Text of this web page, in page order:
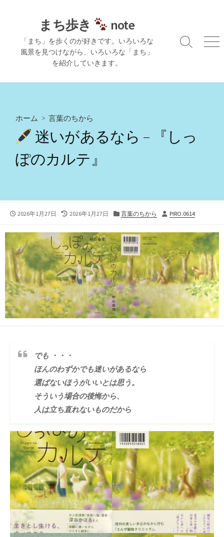
ス
まち歩き note
「まち」を歩くのが好きです。いろいろな
風景を見つけながら、いろいろな「まち」
を紹介していきます。
検
替
メ
ホーム > 言葉のちから
迷いがあるなら – 『しっ
ぽのカルテ』
公
日
2026年1月27日
最
更
新
日
2026年1月27日
カ
ゴ
リ
ー
言葉のちから
投
者
PIRO.0614
でも ・・・
ほんのわずかでも迷いがあるなら
選ばないほうがいいとは思う。
そういう場合の後悔から、
人は立ち直れないものだから